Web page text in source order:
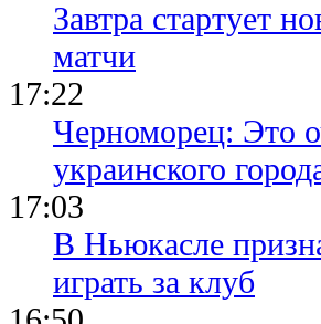
Завтра стартует
матчи
17:22
Черноморец: Это
украинского
17:03
В Ньюкасле
играть за клуб